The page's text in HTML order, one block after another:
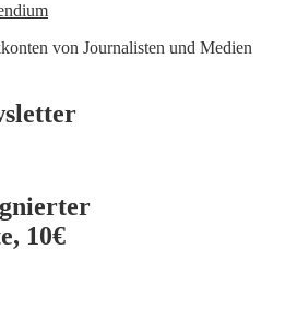
von Journalisten und Medien
10€